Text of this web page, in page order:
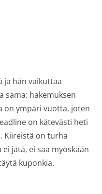
ja hän vaikuttaa
sama: hakemuksen
on ympäri vuotta, joten
on kätevästi heti
Kiireistä on turha
jätä, ei saa myöskään
kuponkia.